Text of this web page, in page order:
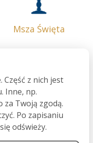
Msza Święta
Małżeństwo
z nich jest
Inne, np.
za Twoją zgodą.
Po zapisaniu
odświeży.